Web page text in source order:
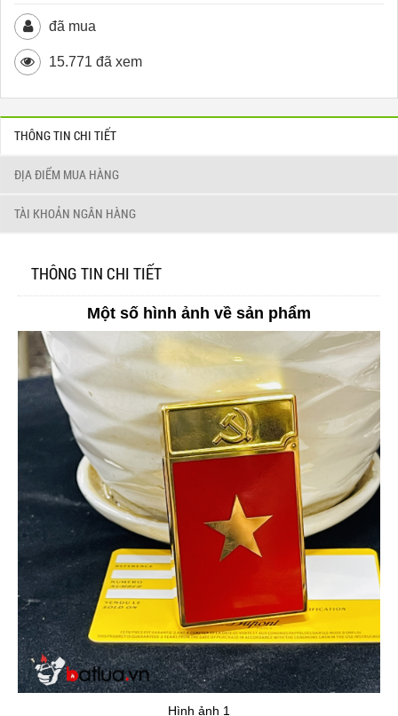
đã mua
15.771 đã xem
THÔNG TIN CHI TIẾT
ĐỊA ĐIỂM MUA HÀNG
TÀI KHOẢN NGÂN HÀNG
THÔNG TIN CHI TIẾT
Một số hình ảnh về sản phẩm
Hình ảnh 1